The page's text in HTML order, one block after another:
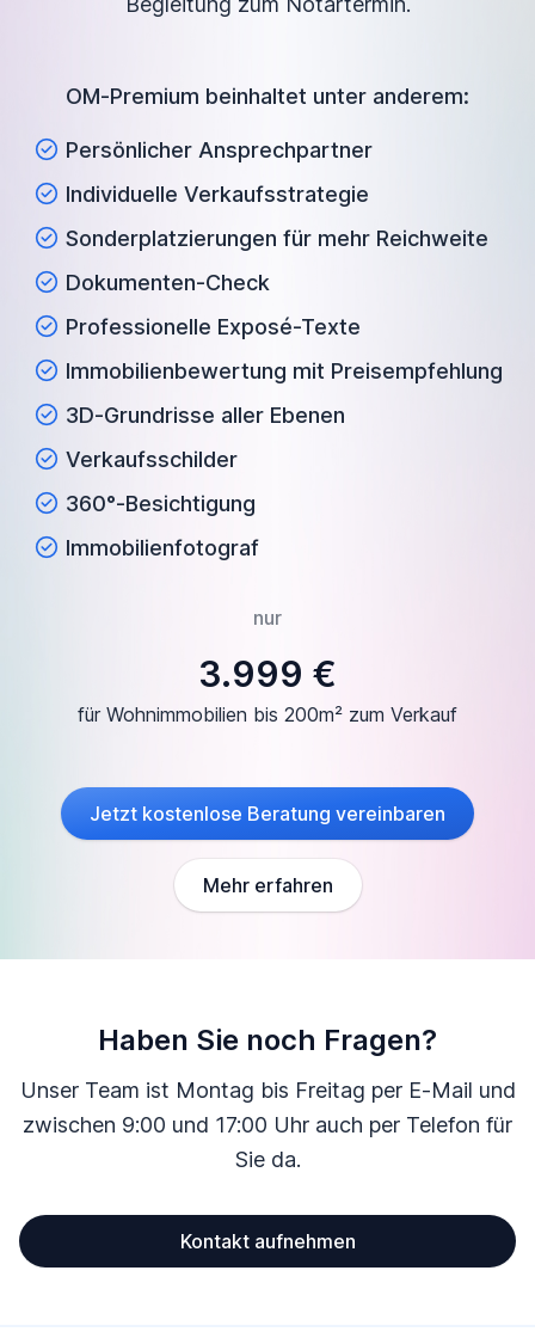
OM-Premium beinhaltet unter anderem:
Persönlicher Ansprechpartner
Individuelle Verkaufsstrategie
Sonderplatzierungen für mehr Reichweite
Dokumenten-Check
Professionelle Exposé-Texte
Immobilienbewertung mit Preisempfehlung
3D-Grundrisse aller Ebenen
Verkaufsschilder
360°-Besichtigung
Immobilienfotograf
nur
3.999 €
für Wohnimmobilien bis 200m² zum Verkauf
Jetzt kostenlose Beratung vereinbaren
Mehr erfahren
Haben Sie noch Fragen?
Unser Team ist Montag bis Freitag per E-Mail und
zwischen 9:00 und 17:00 Uhr auch per Telefon für
Sie da.
Kontakt aufnehmen